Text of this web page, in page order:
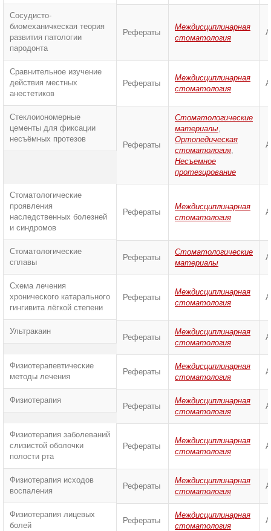
Сосудисто-
биомеханичкеская теория
развития патологии
пародонта
Рефераты
Междисциплинарная
стоматология
Сравнительное изучение
действия местных
анестетиков
Рефераты
Междисциплинарная
стоматология
Стеклоиономерные
цементы для фиксации
несъёмных протезов
Рефераты
Стоматологические
материалы,
Ортопедическая
стоматология,
Несъемное
протезирование
Стоматологические
проявления
наследственных болезней
и синдромов
Рефераты
Междисциплинарная
стоматология
Стоматологические
сплавы
Рефераты
Стоматологические
материалы
Схема лечения
хронического катарального
гингивита лёгкой степени
Рефераты
Междисциплинарная
стоматология
Ультракаин
Рефераты
Междисциплинарная
стоматология
Физиотерапевтические
методы лечения
Рефераты
Междисциплинарная
стоматология
Физиотерапия
Рефераты
Междисциплинарная
стоматология
Физиотерапия заболеваний
слизистой оболочки
полости рта
Рефераты
Междисциплинарная
стоматология
Физиотерапия исходов
воспаления
Рефераты
Междисциплинарная
стоматология
Физиотерапия лицевых
болей
Рефераты
Междисциплинарная
стоматология